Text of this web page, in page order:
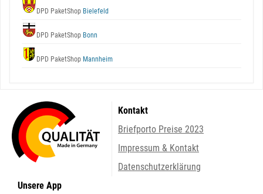
DPD PaketShop Bielefeld
DPD PaketShop Bonn
DPD PaketShop Mannheim
Kontakt
Briefporto Preise 2023
Impressum & Kontakt
Datenschutzerklärung
Unsere App